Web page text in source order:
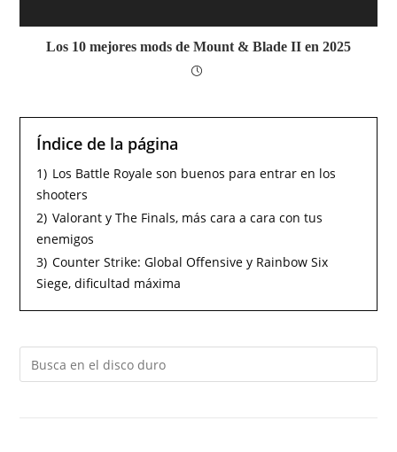
Los 10 mejores mods de Mount & Blade II en 2025
Índice de la página
1) Los Battle Royale son buenos para entrar en los
shooters
2) Valorant y The Finals, más cara a cara con tus
enemigos
3) Counter Strike: Global Offensive y Rainbow Six
Siege, dificultad máxima